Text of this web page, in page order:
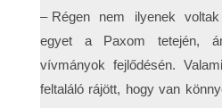
– Régen nem ilyenek
egyet a Paxom tetején,
vívmányok fejlődésén.
feltaláló rájött, hogy van